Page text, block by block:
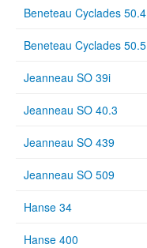
Beneteau Cyclades 50.4
Beneteau Cyclades 50.5
Jeanneau SO 39i
Jeanneau SO 40.3
Jeanneau SO 439
Jeanneau SO 509
Hanse 34
Hanse 400